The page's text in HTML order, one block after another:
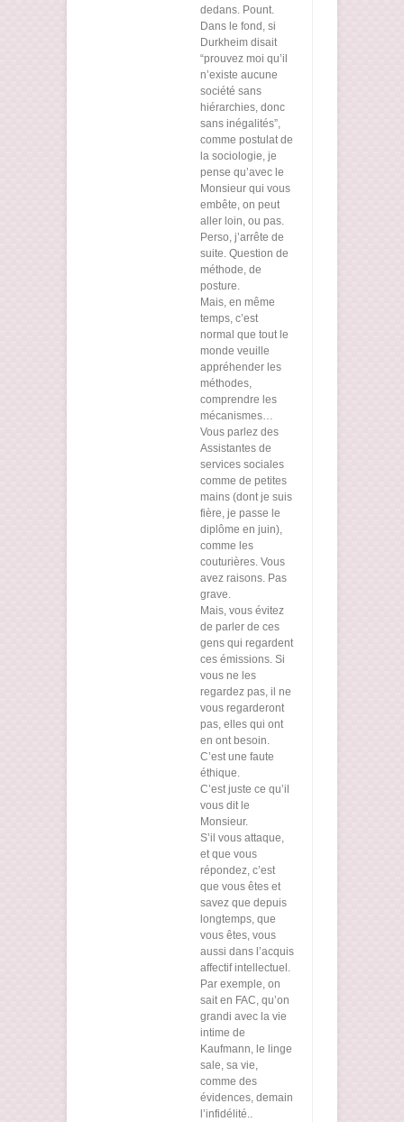
dedans. Pount.
Dans le fond, si
Durkheim disait
“prouvez moi qu’il
n’existe aucune
société sans
hiérarchies, donc
sans inégalités”,
comme postulat de
la sociologie, je
pense qu’avec le
Monsieur qui vous
embête, on peut
aller loin, ou pas.
Perso, j’arrête de
suite. Question de
méthode, de
posture.
Mais, en même
temps, c’est
normal que tout le
monde veuille
appréhender les
méthodes,
comprendre les
mécanismes…
Vous parlez des
Assistantes de
services sociales
comme de petites
mains (dont je suis
fière, je passe le
diplôme en juin),
comme les
couturières. Vous
avez raisons. Pas
grave.
Mais, vous évitez
de parler de ces
gens qui regardent
ces émissions. Si
vous ne les
regardez pas, il ne
vous regarderont
pas, elles qui ont
en ont besoin.
C’est une faute
éthique.
C’est juste ce qu’il
vous dit le
Monsieur.
S’il vous attaque,
et que vous
répondez, c’est
que vous êtes et
savez que depuis
longtemps, que
vous êtes, vous
aussi dans l’acquis
affectif intellectuel.
Par exemple, on
sait en FAC, qu’on
grandi avec la vie
intime de
Kaufmann, le linge
sale, sa vie,
comme des
évidences, demain
l’infidélité..